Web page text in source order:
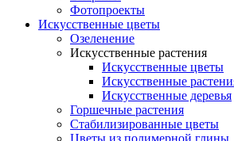
Фотопроекты
Искусственные цветы
Озеленение
Искусственные растения
Искусственные цветы
Искусственные
Искусственные деревья
Горшечные растения
Стабилизированные цветы
Цветы из полимерной глины